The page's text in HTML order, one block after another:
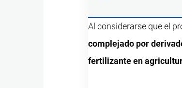
Al considerarse que el
complejado por
fertilizante en